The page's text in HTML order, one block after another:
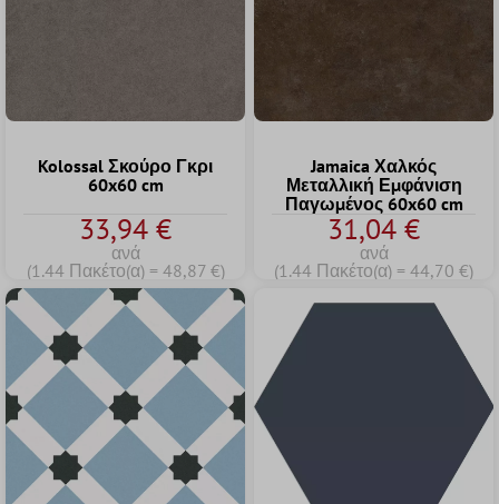
Kolossal Σκούρο Γκρι
60x60 cm
33,94 €
ανά
(1.44 Πακέτο(α) = 48,87 €)
Jamaica Χαλκός
Μεταλλική Εμφάνιση
Παγωμένος 60x60 cm
31,04 €
ανά
(1.44 Πακέτο(α) = 44,70 €)